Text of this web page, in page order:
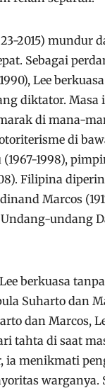
2015) mundur
Sebagai
Lee
diktator.
di mana-
di
1998),
Filipina
Marcos
undang
berkuasa
Suharto dan
dan Marcos,
tahta di saat
ia menikmati
warganya.